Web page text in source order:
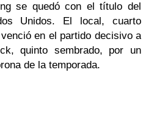
se quedó con el título del
Unidos. El local, cuarto
en el partido decisivo a
, quinto sembrado, por un
de la temporada.